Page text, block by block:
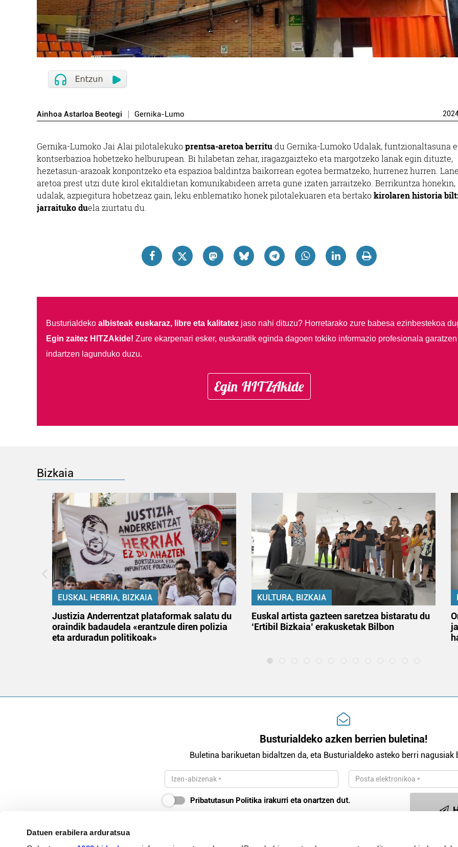
Datuen erabilera arduratsua
Ainhoa Astarloa Beotegi Gernika-Lumo
Gernika-Lumoko Jai Alai pilotalekukoprentsa-aretoa berritudu Gernika-Lumoko Udalak, funtzionaltasuna
kontserbazioa hobetzeko helburupean. Bi hilabetan zehar, iragazgaizteko eta margotzeko lanak egin dituzte,
hezetasun-arazoak konpontzeko eta espazioa baldintza baikorrean egotea bermatzeko, hurrenez hurren.
aretoa prest utzi dute kirol ekitaldietan komunikabideen arreta gune izaten jarraitzeko. Berrikuntza honekin,
udalak, azpiegitura hobetzeaz gain, leku enblematiko honek pilotalekuaren eta bertakokirolaren historia
jarraituko duela ziurtatu du.
Busturialdeko albisteak euskaraz, libre eta kalitatezjaso nahi dituzu? Horretarako zure babesa ezinbestekoa
Egin zaitez HITZAkide! Zure ekarpenari esker, euskaratik eginda dagoen tokiko informazio profesionala garatzen
indartzen lagunduko duzu.
Egin HITZAkide
Bizkaia
EUSKAL HERRIA, BIZKAIA
Justizia Anderrentzat plataformak salatu du
oraindik badaudela «erantzule diren polizia
eta arduradun politikoak»
KULTURA, BIZKAIA
Euskal artista gazteen saretzea bistaratu du
‘Ertibil Bizkaia’ erakusketak Bilbon
Busturialdeko azken berrien buletina!
Buletina barikuetan bidaltzen da, eta Busturialdeko asteko berri nagusiak
Pribatutasun Politika irakurri eta onartzen dut.